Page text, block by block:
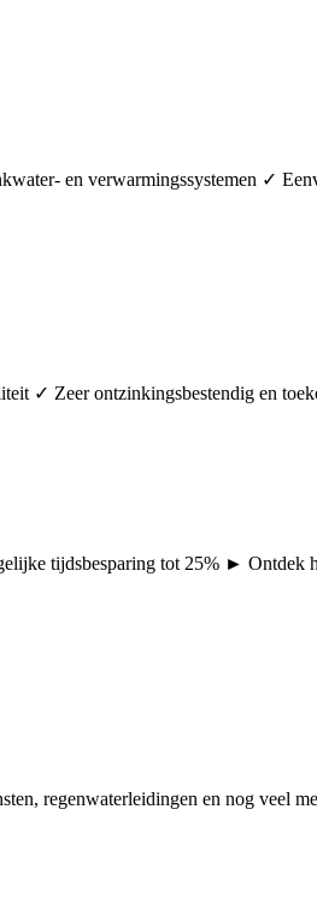
en verwarmingssystemen ✓
✓ Zeer ontzinkingsbestendig en
tijdsbesparing tot 25% ► Ontdek
regenwaterleidingen en nog veel